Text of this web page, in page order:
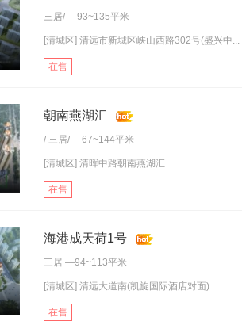
三居/ —93~135平米
[清城区] 清远市新城区峡山西路302号(盛兴中...
在售
朝南燕湖汇
/ 三居/ —67~144平米
[清城区] 清晖中路朝南燕湖汇
在售
海港成天荷1号
三居 —94~113平米
[清城区] 清远大道南(凯旋国际酒店对面)
在售